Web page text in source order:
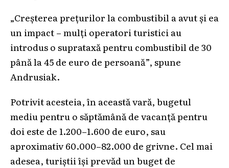
„Creșterea prețurilor la combustibil a avut și ea
un impact – mulți operatori turistici au
introdus o suprataxă pentru combustibil de 30
până la 45 de euro de persoană”, spune
Andrusiak.
Potrivit acesteia, în această vară, bugetul
mediu pentru o săptămână de vacanță pentru
doi este de 1.200–1.600 de euro, sau
aproximativ 60.000–82.000 de grivne. Cel mai
adesea, turiștii își prevăd un buget de